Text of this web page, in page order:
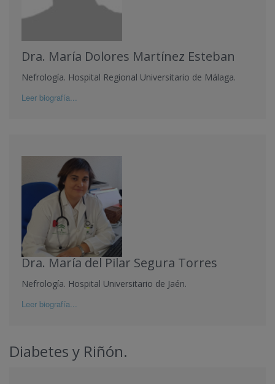
Dra. María Dolores Martínez Esteban
Nefrología. Hospital Regional Universitario de Málaga.
Leer biografía...
Dra. María del Pilar Segura Torres
Nefrología. Hospital Universitario de Jaén.
Leer biografía...
Diabetes y Riñón.